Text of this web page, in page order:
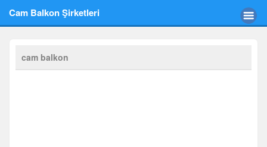
Cam Balkon Şirketleri
cam balkon